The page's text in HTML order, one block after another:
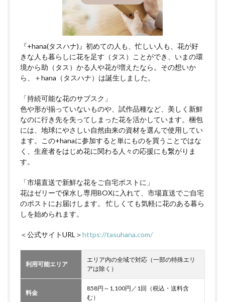
『+hana(タスハナ)』初めての人も、忙しい人も、花が好
きな人も暮らしに花を足す（タス）ことができ、いまの環
境から助（タス）かる人や花が増えたなら。その想いか
ら、＋hana（タスハナ）は誕生しました。
「持続可能な花のサブスク」
色や形が揃っていないものや、試作品種など、美しく新鮮
なのに行き先を失ってしまった花を活かしています。梱包
には、地球にやさしい自然由来の資材を選んで使用してい
ます。この+hanaに参加すると単にものを買うことではな
く、生産者をはじめ花に関わる人々の応援にも繋がりま
す。
「市場直送で新鮮な花をご自宅ポストに」
花はゼリーで保水し専用BOXに入れて、市場直送でご自宅
のポストにお届けします。 忙しくても気軽に花のある暮ら
しを始められます。
＜公式サイトURL＞https://tasuhana.com/
利用可能エリア
エリア内の全域で対応（一部の特殊エリ
アは除く）
料金
858円～1,100円／1回（税込・送料含
む）